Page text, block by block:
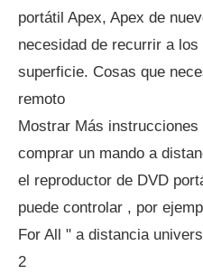
portátil Apex, Apex de
necesidad de recurrir a
superficie. Cosas que
remoto
Mostrar Más
comprar un mando a
el reproductor de DVD
puede controlar , por
For All " a distancia
2